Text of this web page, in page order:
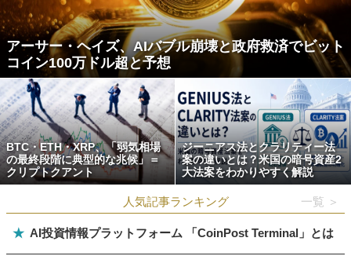
アーサー・ヘイズ、AIバブル崩壊と政府救済でビット
コイン100万ドル超と予想
BTC・ETH・XRP、「弱気相場
の最終段階に典型的な兆候」＝
クリプトクアント
ジーニアス法とクラリティー法
案の違いとは？米国の暗号資産2
大法案をわかりやすく解説
人気記事ランキング 一覧 ＞
★ AI投資情報プラットフォーム 「CoinPost Terminal」とは